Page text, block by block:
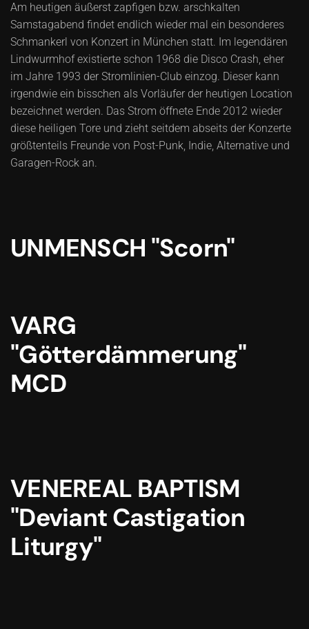
Am heutigen äußerst zapfigen bzw. arschkalten
Samstagabend findet endlich wieder mal ein besonderes
Schmankerl von Konzert in München statt. Im legendären
Lindwurmhof existierte schon 1968 die Disco Crash, eher
im Jahre 1993 der Stromlinien-Club einzog. Dieser kann
irgendwie ein bisschen als Vorläufer der heutigen Location
bezeichnet werden. Das Strom öffnete Ende 2012 wieder
diese heiligen Tore und zieht seitdem abseits der Konzerte
größtenteils Freunde von Post-Punk, Indie, Alternative und
Garagen-Rock an.
UNMENSCH "Scorn"
VARG
"Götterdämmerung"
MCD
VENEREAL BAPTISM
"Deviant Castigation
Liturgy"